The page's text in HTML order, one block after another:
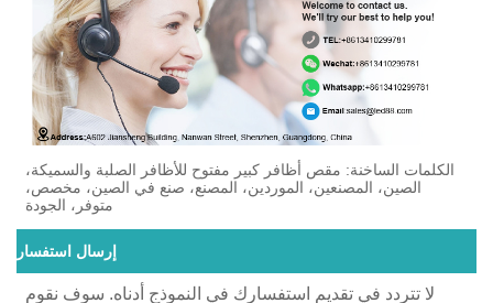
الكلمات الساخنة: مقص أظافر كبير مفتوح للأظافر الصلبة والسميكة،
الصين، المصنعين، الموردين، المصنع، صنع في الصين، مخصص،
متوفر، الجودة
إرسال استفسار
لا تتردد في تقديم استفسارك في النموذج أدناه. سوف نقوم